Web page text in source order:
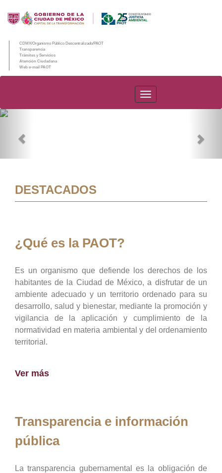
CDMX/Organismo Público Descentralizado/PAOT
Transparencia
Trámites y Servicios
Atención Ciudadana
Web e-mail PAOT
PAOT
DESTACADOS
¿Qué es la PAOT?
Es un organismo que defiende los derechos de los
habitantes de la Ciudad de México, a disfrutar de un
ambiente adecuado y un territorio ordenado para su
desarrollo, salud y bienestar, mediante la promoción y
vigilancia de la aplicación y cumplimiento de la
normatividad en materia ambiental y del ordenamiento
territorial.
Ver más
Transparencia e información
pública
La transparencia gubernamental es la obligación de